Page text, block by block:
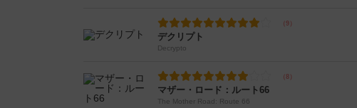
デクリプト
Decrypto
マザー・ロード：ルート66
The Mother Road: Route 66